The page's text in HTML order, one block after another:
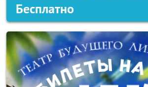
Бесплатно